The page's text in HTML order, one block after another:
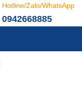
Hotline/Zalo/WhatsApp
0942668885